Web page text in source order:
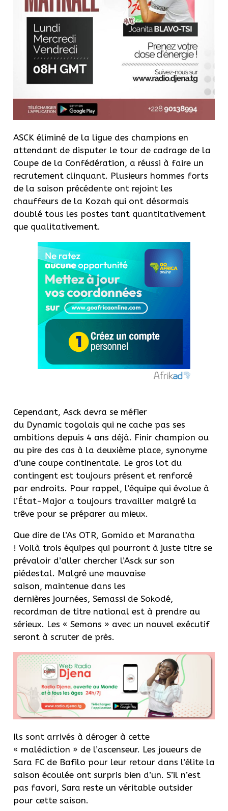
ASCK éliminé de la ligue des champions en
attendant de disputer le tour de cadrage de la
Coupe de la Confédération, a réussi à faire un
recrutement clinquant. Plusieurs hommes forts
de la saison précédente ont rejoint les
chauffeurs de la Kozah qui ont désormais
doublé tous les postes tant quantitativement
que qualitativement.
Cependant, Asck devra se méfier
du Dynamic togolais qui ne cache pas ses
ambitions depuis 4 ans déjà. Finir champion ou
au pire des cas à la deuxième place, synonyme
d’une coupe continentale. Le gros lot du
contingent est toujours présent et renforcé
par endroits. Pour rappel, l’équipe qui évolue à
l’État-Major a toujours travailler malgré la
trêve pour se préparer au mieux.
Que dire de l’As OTR, Gomido et Maranatha
! Voilà trois équipes qui pourront à juste titre se
prévaloir d’aller chercher l’Asck sur son
piédestal. Malgré une mauvaise
saison, maintenue dans les
dernières journées, Semassi de Sokodé,
recordman de titre national est à prendre au
sérieux. Les « Semons » avec un nouvel exécutif
seront à scruter de près.
Ils sont arrivés à déroger à cette
« malédiction » de l’ascenseur. Les joueurs de
Sara FC de Bafilo pour leur retour dans l’élite la
saison écoulée ont surpris bien d’un. S’il n’est
pas favori, Sara reste un véritable outsider
pour cette saison.